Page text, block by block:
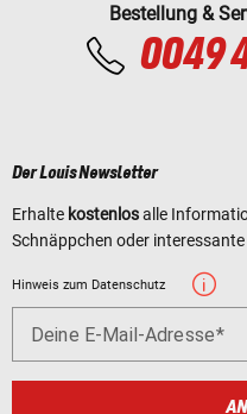
Bestellung &
0049
Der Louis Newsletter
Erhalte kostenlosalle
Schnäppchen oder
Hinweis zum Datenschutz
Deine E-Mail-Adresse